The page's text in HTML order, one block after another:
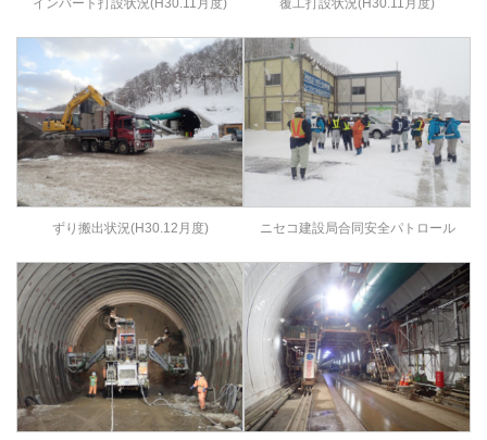
ずり搬出状況(H30.12月度) ニセコ建設局合同安全パトロール